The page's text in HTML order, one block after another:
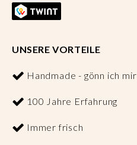
UNSERE VORTEILE
Handmade - gönn ich mir
100 Jahre Erfahrung
Immer frisch